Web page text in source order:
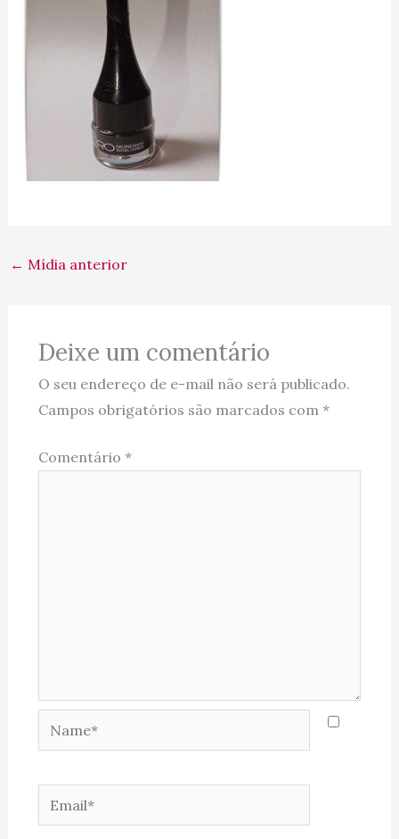
← Mídia anterior
Deixe um comentário
O seu endereço de e-mail não será publicado.
Campos obrigatórios são marcados com *
Comentário *
Name*
Email*